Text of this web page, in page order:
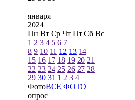
января
2024
Пн Вт Ср Чт Пт Сб Вс
1 2 3 4 5 6 7
8 9 10 11 12 13 14
15 16 17 18 19 20 21
22 23 24 25 26 27 28
29 30 31 1 2 3 4
ФотоВСЕ ФОТО
опрос